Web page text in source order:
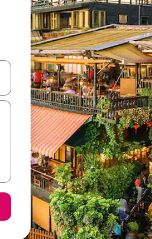
ನ್ಯಾವಿಗೇಟ್ ಮಾಡಿ ಅಥವಾ ಸ್ಪರ್ಶ ಅಥವಾ